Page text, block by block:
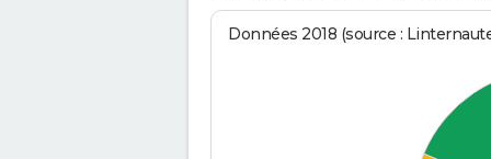
Données 2018 (source :